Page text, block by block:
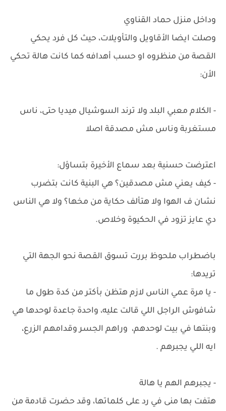
وداخل منزل حماد القناوي
وصلت ايضا الأقاويل والتأويلات، حيث كل فرد يحكي
القصة من منظروه او حسب أهدافه كما كانت هالة تحكي
الأن:
- الكلام معبي البلد ولا ترند السوشيال ميديا حتى، ناس
مستغربة وناس مش مصدقة اصلا
اعترضت حسنية بعد سماع الأخيرة بتساؤل:
- كيف يعني مش مصدقين؟ هي البنية كانت بتضرب
نشان ف الهوا ولا هتألف حكاية من مخها؟ ولا هي الناس
دي عايز تزود في الحكيوة وخلاص.
باضطراب ملحوظ بررت تسوق القصة نحو الجهة التي
تريدها:
- يا مرة عمي الناس لازم هتظن بأكتر من كدة طول ما
شافوش الراجل اللي قالت عليه، واحدة جاعدة لوحدها هي
وبنتها في بيت لوحدهم، وراهم الجسر وقدامهم الزرع،
ايه اللي يجبرهم .
- يجبرهم الهم يا هالة
هتفت بها منى في رد على كلماتها، وقد حضرت قادمة من